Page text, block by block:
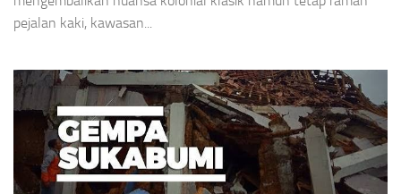
dalam maupun luar kota. Berkat proyek revitalisasi yang
mengembalikan nuansa kolonial klasik namun tetap ramah